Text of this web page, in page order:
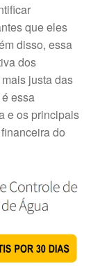
que eles
disso, essa
dos
justa das
essa
e os principais
do